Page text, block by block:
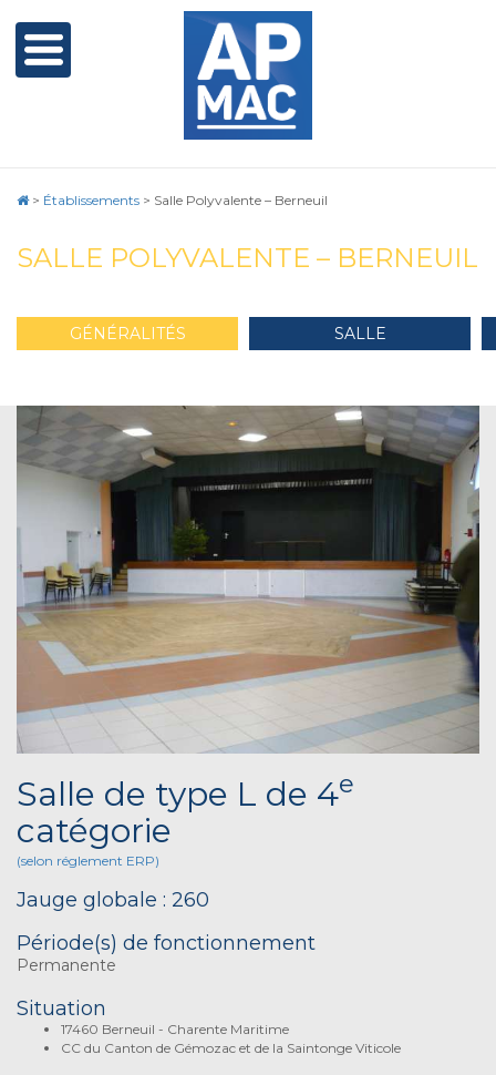
> Établissements > Salle Polyvalente – Berneuil
SALLE POLYVALENTE – BERNEUIL
GÉNÉRALITÉS SALLE
Salle de type L de 4e
catégorie
(selon réglement ERP)
Jauge globale : 260
Période(s) de fonctionnement
Permanente
Situation
17460 Berneuil - Charente Maritime
CC du Canton de Gémozac et de la Saintonge Viticole